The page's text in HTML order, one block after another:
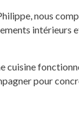
nous
intérieurs
cuisine
pour